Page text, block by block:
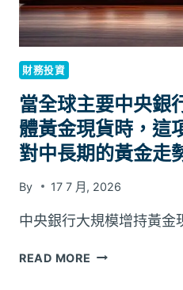
長
睡
眠
機
運
作
穩
性
考
財務投資
當全球主要中央銀
體黃金現貨時，這
對中長期的黃金走
By 17 7 月, 2026
中央銀行大規模增持黃
READ MORE 當